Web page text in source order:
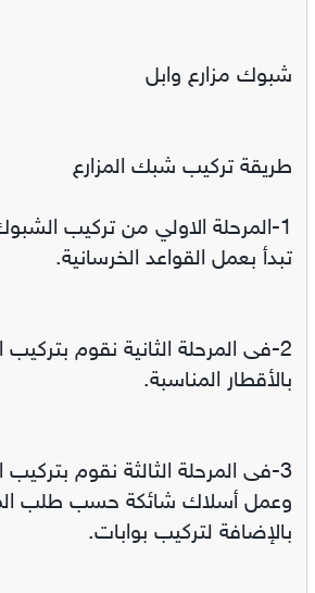
شبوك مزارع وابل
طريقة تركيب شبك المزارع
1-المرحلة الاولي من تركيب
تبدأ بعمل القواعد الخرسانية.
2-فى المرحلة الثانية ‏نقوم بتركيب
بالأقطار المناسبة.
3-فى المرحلة الثالثة نقوم
وعمل أسلاك شائكة حسب طلب
بالإضافة لتركيب بوابات.